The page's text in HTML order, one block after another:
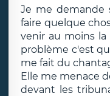
Je me demande
faire quelque
venir au moins la
problème c'est
me fait du
Elle me menace
devant les